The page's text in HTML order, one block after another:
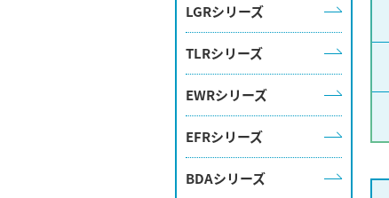
LGRシリーズ
TLRシリーズ
EWRシリーズ
EFRシリーズ
BDAシリーズ